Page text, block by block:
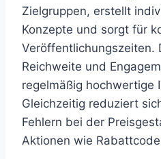
Zielgruppen, erstellt
Konzepte und sorgt für
Veröffentlichungszeiten.
Reichweite und
regelmäßig hochwertige
Gleichzeitig reduziert
Fehlern bei der
Aktionen wie